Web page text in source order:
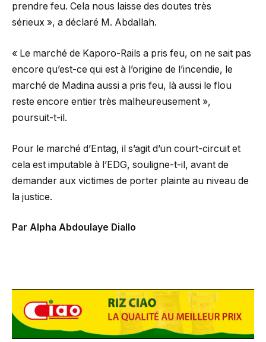
prendre feu. Cela nous laisse des doutes très
sérieux », a déclaré M. Abdallah.
« Le marché de Kaporo-Rails a pris feu, on ne sait pas
encore qu’est-ce qui est à l’origine de l’incendie, le
marché de Madina aussi a pris feu, là aussi le flou
reste encore entier très malheureusement »,
poursuit-t-il.
Pour le marché d’Entag, il s’agit d’un court-circuit et
cela est imputable à l’EDG, souligne-t-il, avant de
demander aux victimes de porter plainte au niveau de
la justice.
Par Alpha Abdoulaye Diallo